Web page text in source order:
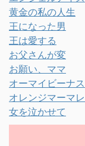
黄金の私の人生
王になった男
王は愛する
お父さんが変
お願い、ママ
オーマイビーナス
オレンジマーマ
女を泣かせて